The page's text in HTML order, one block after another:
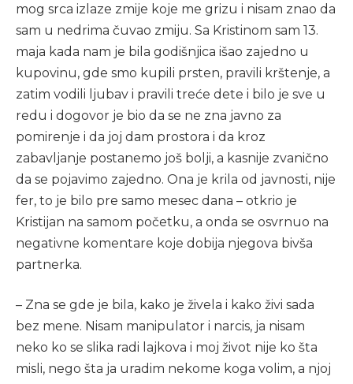
mog srca izlaze zmije koje me grizu i nisam znao da
sam u nedrima čuvao zmiju. Sa Kristinom sam 13.
maja kada nam je bila godišnjica išao zajedno u
kupovinu, gde smo kupili prsten, pravili krštenje, a
zatim vodili ljubav i pravili treće dete i bilo je sve u
redu i dogovor je bio da se ne zna javno za
pomirenje i da joj dam prostora i da kroz
zabavljanje postanemo još bolji, a kasnije zvanično
da se pojavimo zajedno. Ona je krila od javnosti, nije
fer, to je bilo pre samo mesec dana – otkrio je
Kristijan na samom početku, a onda se osvrnuo na
negativne komentare koje dobija njegova bivša
partnerka.
– Zna se gde je bila, kako je živela i kako živi sada
bez mene. Nisam manipulator i narcis, ja nisam
neko ko se slika radi lajkova i moj život nije ko šta
misli, nego šta ja uradim nekome koga volim, a njoj